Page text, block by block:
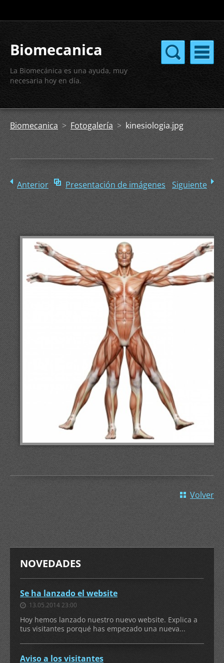
Biomecanica
La Biomecánica es una ayuda, muy
necesaria hoy en día.
Biomecanica > Fotogalería > kinesiologia.jpg
Anterior Presentación de imágenes Siguiente
Volver
NOVEDADES
Se ha lanzado el website
13.05.2014 23:00
Hoy hemos lanzado nuestro nuevo website. Explica a
tus visitantes porqué has empezado una nueva...
Aviso a los visitantes